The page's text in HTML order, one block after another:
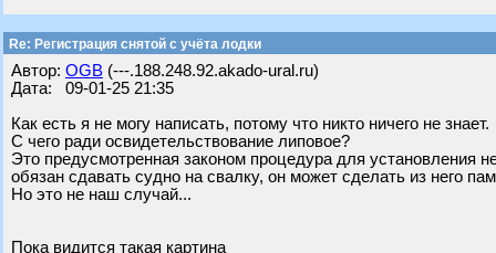
Re: Регистрация снятой с учёта лодки
Автор: OGB (---.188.248.92.akado-ural.ru)
Дата: 09-01-25 21:35
Как есть я не могу написать, потому что никто ничего не знает.
С чего ради освидетельствование липовое?
Это предусмотренная законом процедура для установления
обязан сдавать судно на свалку, он может сделать из него
Но это не наш случай...
Пока видится такая картина